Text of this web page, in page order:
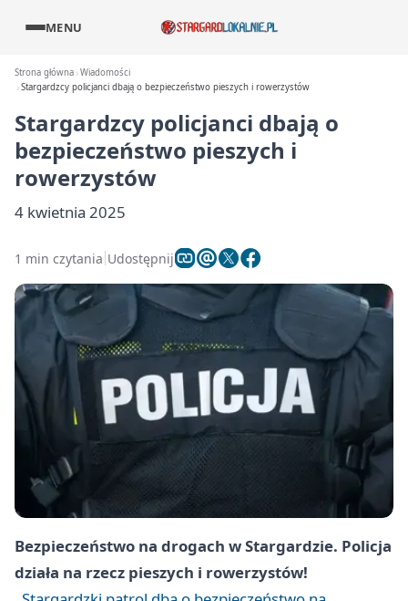
MENU
Strona główna Wiadomości
Stargardzcy policjanci dbają o bezpieczeństwo pieszych i rowerzystów
Stargardzcy policjanci dbają o
bezpieczeństwo pieszych i
rowerzystów
4 kwietnia 2025
1 min czytania Udostępnij
Bezpieczeństwo na drogach w Stargardzie. Policja
działa na rzecz pieszych i rowerzystów!